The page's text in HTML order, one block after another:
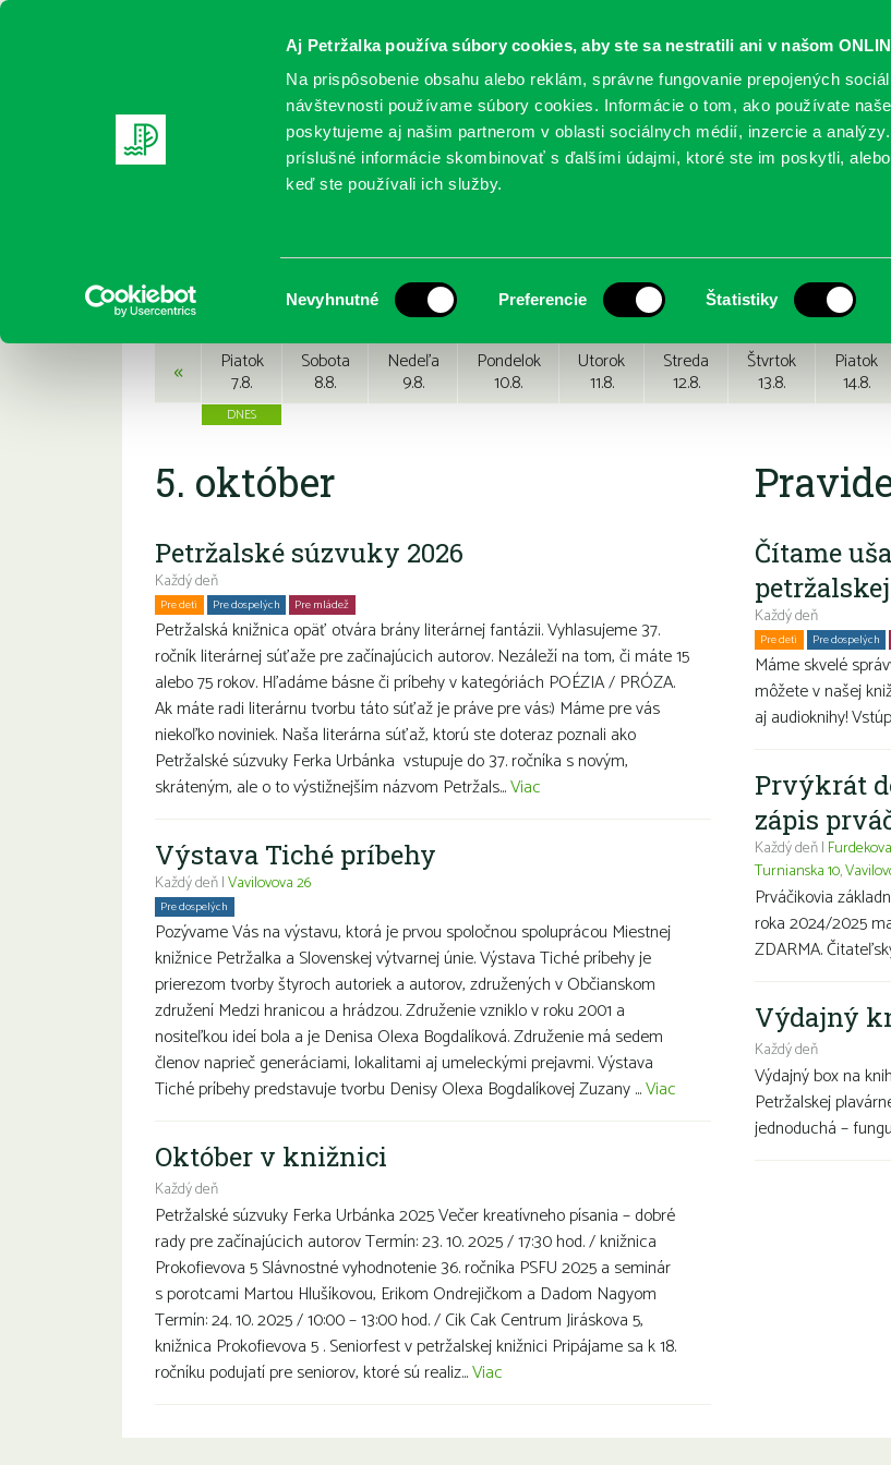
Aj Petržalka používa súbory cookies, aby ste sa nestratili ani v našom
Na prispôsobenie obsahu alebo reklám, správne fungovanie prepojených
návštevnosti používame súbory cookies. Informácie o tom, ako používate
poskytujeme aj našim partnerom v oblasti sociálnych médií, inzercie a
príslušné informácie skombinovať s ďalšími údajmi, ktoré ste im poskytli,
keď ste používali ich služby.
súhlasu
Nevyhnutné Preferencie Štatistiky
REGISTRUJTE SA ONLINE KATALÓGY SLUŽBY PODUJATIA POBOČKY
Podujatia
« Piatok
7.8.
Sobota
8.8.
Nedeľa
9.8.
Pondelok
10.8.
Utorok
11.8.
Streda
12.8.
Štvrtok
13.8.
Piatok
14.8.
5. október
Petržalské súzvuky 2026
Každý deň
Pre deti Pre dospelých Pre mládež
Petržalská knižnica opäť otvára brány literárnej fantázii. Vyhlasujeme 37.
ročník literárnej súťaže pre začínajúcich autorov. Nezáleží na tom, či máte 15
alebo 75 rokov. Hľadáme básne či príbehy v kategóriách POÉZIA / PRÓZA.
Ak máte radi literárnu tvorbu táto súťaž je práve pre vás:) Máme pre vás
niekoľko noviniek. Naša literárna súťaž, ktorú ste doteraz poznali ako
Petržalské súzvuky Ferka Urbánka vstupuje do 37. ročníka s novým,
skráteným, ale o to výstižnejším názvom Petržals...Viac
Výstava Tiché príbehy
Každý deň |Vavilovova 26
Pre dospelých
Pozývame Vás na výstavu, ktorá je prvou spoločnou spoluprácou Miestnej
knižnice Petržalka a Slovenskej výtvarnej únie. Výstava Tiché príbehy je
prierezom tvorby štyroch autoriek a autorov, združených v Občianskom
združení Medzi hranicou a hrádzou. Združenie vzniklo v roku 2001 a
nositeľkou ideí bola a je Denisa Olexa Bogdalíková. Združenie má sedem
členov naprieč generáciami, lokalitami aj umeleckými prejavmi. Výstava
Tiché príbehy predstavuje tvorbu Denisy Olexa Bogdalíkovej Zuzany ...Viac
Október v knižnici
Každý deň
Petržalské súzvuky Ferka Urbánka 2025 Večer kreatívneho písania – dobré
rady pre začínajúcich autorov Termín: 23. 10. 2025 / 17:30 hod. / knižnica
Prokofievova 5 Slávnostné vyhodnotenie 36. ročníka PSFU 2025 a seminár
s porotcami Martou Hlušíkovou, Erikom Ondrejičkom a Dadom Nagyom
Termín: 24. 10. 2025 / 10:00 – 13:00 hod. / Cik Cak Centrum Jiráskova 5,
knižnica Prokofievova 5 . Seniorfest v petržalskej knižnici Pripájame sa k 18.
ročníku podujatí pre seniorov, ktoré sú realiz...Viac
Čítame
Každý deň
Pre deti Pre dospelých
Máme skvelé
môžete v našej
aj audioknihy!
Prvýkrát
zápis
Každý deň |
Turnianska 10,
Prváčikovia
roka 2024/2025
ZDARMA.
Výdajný
Každý deň
Výdajný box na
Petržalskej
jednoduchá –